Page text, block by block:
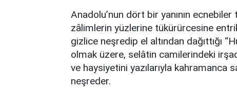
Anadolu’nun dört bir yanının
zâlimlerin yüzlerine tükürürcesine
gizlice neşredip el altından dağıttığı
olmak üzere, selâtin camilerindeki
ve haysiyetini yazılarıyla kahramanca
neşreder.